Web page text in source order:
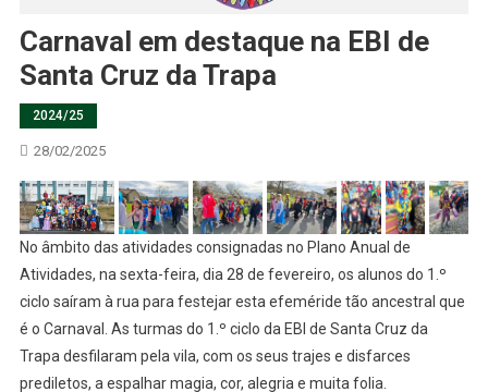
Carnaval em destaque na EBI de
Santa Cruz da Trapa
2024/25
28/02/2025
No âmbito das atividades consignadas no Plano Anual de
Atividades, na sexta-feira, dia 28 de fevereiro, os alunos do 1.º
ciclo saíram à rua para festejar esta efeméride tão ancestral que
é o Carnaval. As turmas do 1.º ciclo da EBI de Santa Cruz da
Trapa desfilaram pela vila, com os seus trajes e disfarces
prediletos, a espalhar magia, cor, alegria e muita folia.